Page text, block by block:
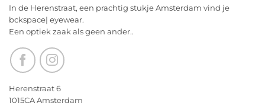
wensen
jullie
nu
alvast
een
heerlijk
en
het
In de Herenstraat, een prachtig stukje Amsterdam vind je
bckspace| eyewear.
Een optiek zaak als geen ander..
Herenstraat 6
1015CA Amsterdam